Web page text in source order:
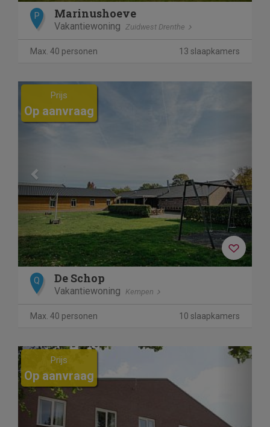
P Marinushoeve
Vakantiewoning Zuidwest Drenthe
Max. 40 personen 13 slaapkamers
Previous
Prijs
Op aanvraag
Q De Schop
Vakantiewoning Kempen
Max. 40 personen 10 slaapkamers
Previous Next
Prijs
Op aanvraag